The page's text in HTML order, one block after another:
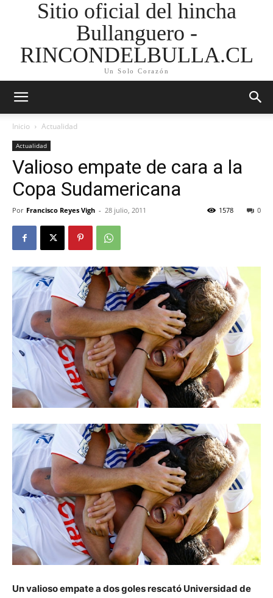
Sitio oficial del hincha
Bullanguero -
RINCONDELBULLA.CL
Un Solo Corazón
Inicio Actualidad
Actualidad
Valioso empate de cara a la
Copa Sudamericana
Por Francisco Reyes Vigh - 28 julio, 2011 0
1578
Un valioso empate a dos golesrescató Universidad de